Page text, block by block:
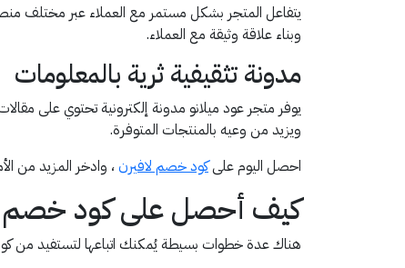
يتفاعل المتجر بشكل مستمر مع العملاء عبر مختلف
وبناء علاقة وثيقة مع العملاء.
مدونة تثقيفية ثرية بالمعلومات
يوفر متجر عود ميلانو مدونة إلكترونية تحتوي على
ويزيد من وعيه بالمنتجات المتوفرة.
احصل اليوم علىكود خصم لافيرن، وادخر المزيد من
كيف أحصل على كود خصم
هناك عدة خطوات بسيطة يُمكنك اتباعها لتستفيد من